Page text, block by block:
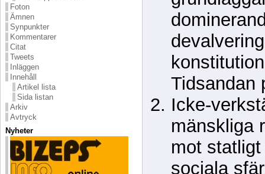
Foton
Ämnen
Synpunkter
Kommentarer
Citat
Tweets
Inläggen
Innehåll
Artikel lista
Sida listan
Arkiv
Avtryck
Nyheter
Tidsandan
Icke-
mänskliga
mot
sociala